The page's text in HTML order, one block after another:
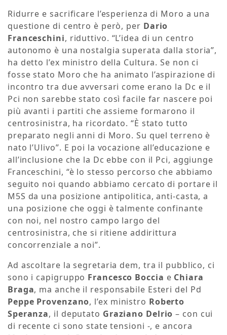
Ridurre e sacrificare l’esperienza di Moro a una
questione di centro è però, per Dario
Franceschini, riduttivo. “L’idea di un centro
autonomo è una nostalgia superata dalla storia”,
ha detto l’ex ministro della Cultura. Se non ci
fosse stato Moro che ha animato l’aspirazione di
incontro tra due avversari come erano la Dc e il
Pci non sarebbe stato così facile far nascere poi
più avanti i partiti che assieme formarono il
centrosinistra, ha ricordato. “È stato tutto
preparato negli anni di Moro. Su quel terreno è
nato l’Ulivo”. E poi la vocazione all’educazione e
all’inclusione che la Dc ebbe con il Pci, aggiunge
Franceschini, “è lo stesso percorso che abbiamo
seguito noi quando abbiamo cercato di portare il
M5S da una posizione antipolitica, anti-casta, a
una posizione che oggi è talmente confinante
con noi, nel nostro campo largo del
centrosinistra, che si ritiene addirittura
concorrenziale a noi”.
Ad ascoltare la segretaria dem, tra il pubblico, ci
sono i capigruppo Francesco Boccia e Chiara
Braga, ma anche il responsabile Esteri del Pd
Peppe Provenzano, l’ex ministro Roberto
Speranza, il deputato Graziano Delrio – con cui
di recente ci sono state tensioni -, e ancora